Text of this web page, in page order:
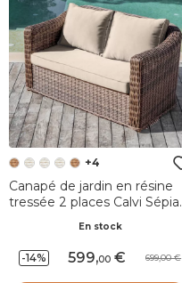
+4
Canapé de jardin en résine
tressée 2 places Calvi Sépia
En stock
-14% 599,00 699,00